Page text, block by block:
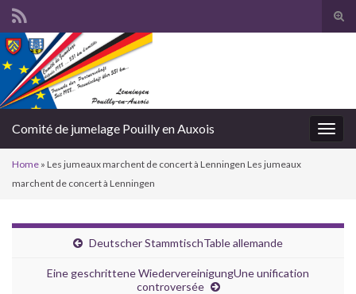
Comité de jumelage Pouilly en Auxois
Home » Les jumeaux marchent de concert à Lenningen Les jumeaux
marchent de concert à Lenningen
Deutscher StammtischTable allemande
Eine geschrittene WiedervereinigungUne unification
controversée